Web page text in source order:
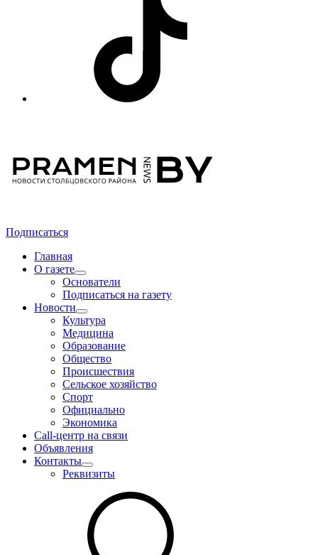
Подписаться
Главная
О газете
Основатели
Подписаться на газету
Новости
Культура
Медицина
Образование
Общество
Происшествия
Сельское хозяйство
Спорт
Официально
Экономика
Call-центр на связи
Объявления
Контакты
Реквизиты